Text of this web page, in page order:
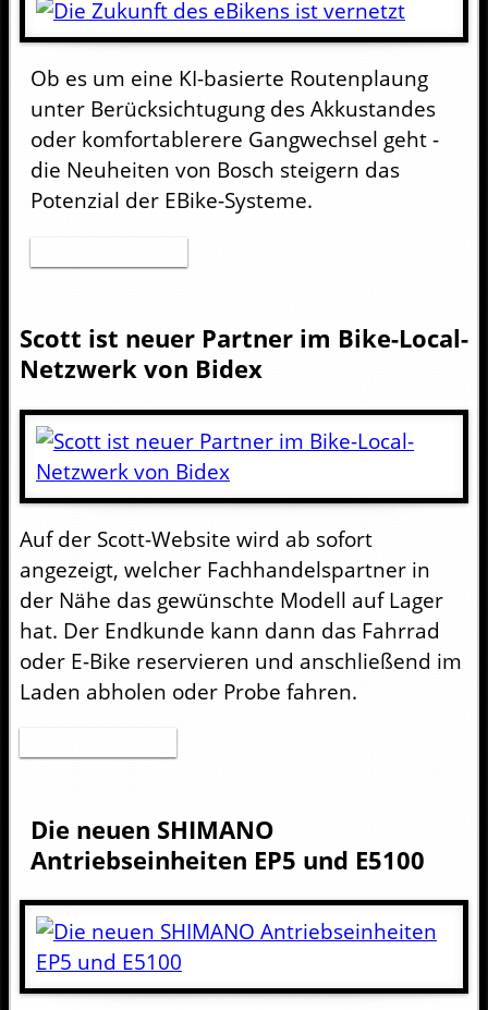
Ob es um eine KI-basierte Routenplaung
unter Berücksichtugung des Akkustandes
oder komfortablerere Gangwechsel geht -
die Neuheiten von Bosch steigern das
Potenzial der EBike-Systeme.
Scott ist neuer Partner im Bike-Local-
Netzwerk von Bidex
Auf der Scott-Website wird ab sofort
angezeigt, welcher Fachhandelspartner in
der Nähe das gewünschte Modell auf Lager
hat. Der Endkunde kann dann das Fahrrad
oder E-Bike reservieren und anschließend im
Laden abholen oder Probe fahren.
Die neuen SHIMANO
Antriebseinheiten EP5 und E5100